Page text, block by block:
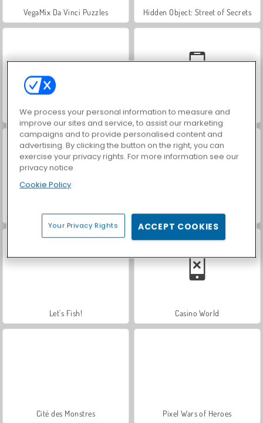
VegaMix Da Vinci Puzzles Hidden Object: Street of Secrets
World War 2 Shooter Car Parking City Duel
ASMR Makeover & Makeup Studio Farm Merge Valley
Let's Fish! Casino World
Cité des Monstres Pixel Wars of Heroes
We process your personal information to measure and
improve our sites and service, to assist our marketing
campaigns and to provide personalised content and
advertising. By clicking the button on the right, you can
exercise your privacy rights. For more information see our
privacy notice
Cookie Policy
Your Privacy Rights ACCEPT COOKIES